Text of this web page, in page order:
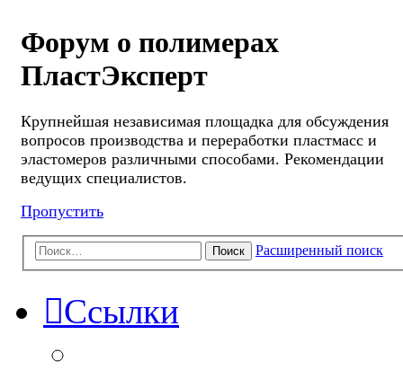
Форум о полимерах
ПластЭксперт
Крупнейшая независимая площадка для обсуждения
вопросов производства и переработки пластмасс и
эластомеров различными способами. Рекомендации
ведущих специалистов.
Пропустить
Поиск Расширенный поиск
Ссылки